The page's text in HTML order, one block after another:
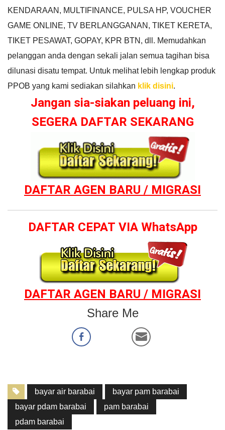
KENDARAAN, MULTIFINANCE, PULSA HP, VOUCHER
GAME ONLINE, TV BERLANGGANAN, TIKET KERETA,
TIKET PESAWAT, GOPAY, KPR BTN, dll. Memudahkan
pelanggan anda dengan sekali jalan semua tagihan bisa
dilunasi disatu tempat. Untuk melihat lebih lengkap produk
PPOB yang kami sediakan silahkan klik disini.
Jangan sia-siakan peluang ini,
SEGERA DAFTAR SEKARANG
DAFTAR AGEN BARU / MIGRASI
DAFTAR CEPAT VIA WhatsApp
DAFTAR AGEN BARU / MIGRASI
Share Me
bayar air barabai
bayar pam barabai
bayar pdam barabai
pam barabai
pdam barabai